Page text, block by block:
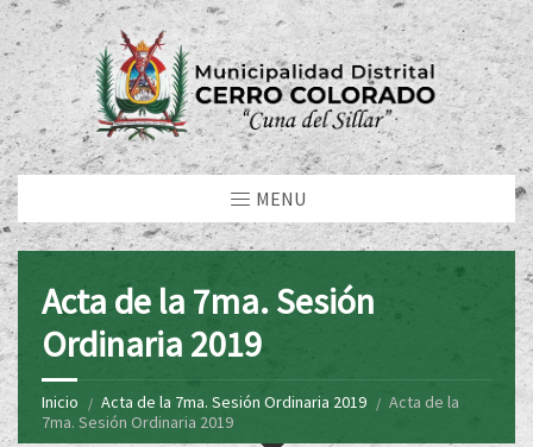
MENU
Acta de la 7ma. Sesión
Ordinaria 2019
Inicio Acta de la 7ma. Sesión Ordinaria 2019
Acta de la
7ma. Sesión Ordinaria 2019